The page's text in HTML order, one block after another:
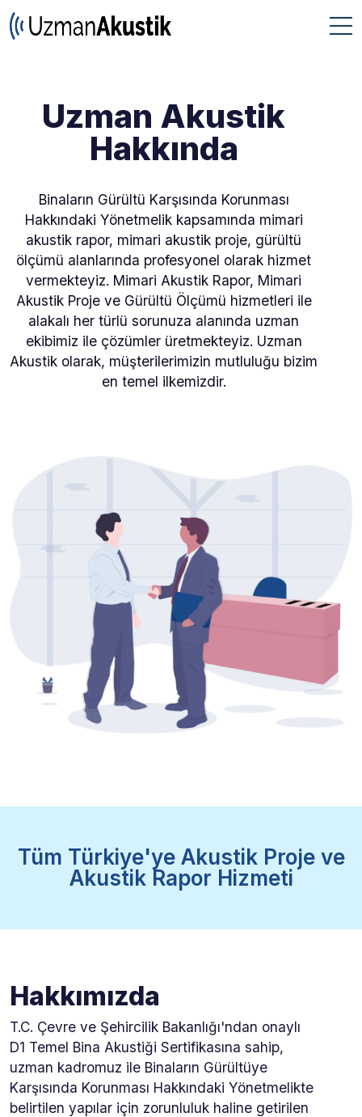
Uzman Akustik
Hakkında
Binaların Gürültü Karşısında Korunması
Hakkındaki Yönetmelik kapsamında mimari
akustik rapor, mimari akustik proje, gürültü
ölçümü alanlarında profesyonel olarak hizmet
vermekteyiz. Mimari Akustik Rapor, Mimari
Akustik Proje ve Gürültü Ölçümü hizmetleri ile
alakalı her türlü sorunuza alanında uzman
ekibimiz ile çözümler üretmekteyiz. Uzman
Akustik olarak, müşterilerimizin mutluluğu bizim
en temel ilkemizdir.
Tüm Türkiye'ye Akustik Proje ve
Akustik Rapor Hizmeti
Hakkımızda
T.C. Çevre ve Şehircilik Bakanlığı'ndan onaylı
D1 Temel Bina Akustiği Sertifikasına sahip,
uzman kadromuz ile Binaların Gürültüye
Karşısında Korunması Hakkındaki Yönetmelikte
belirtilen yapılar için zorunluluk haline getirilen